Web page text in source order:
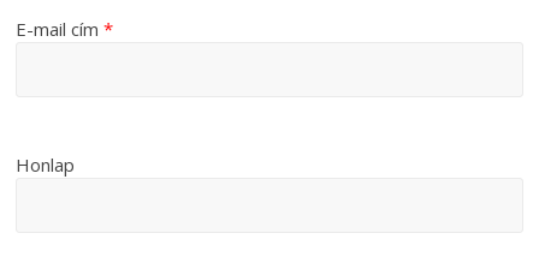
E-mail cím*
Honlap